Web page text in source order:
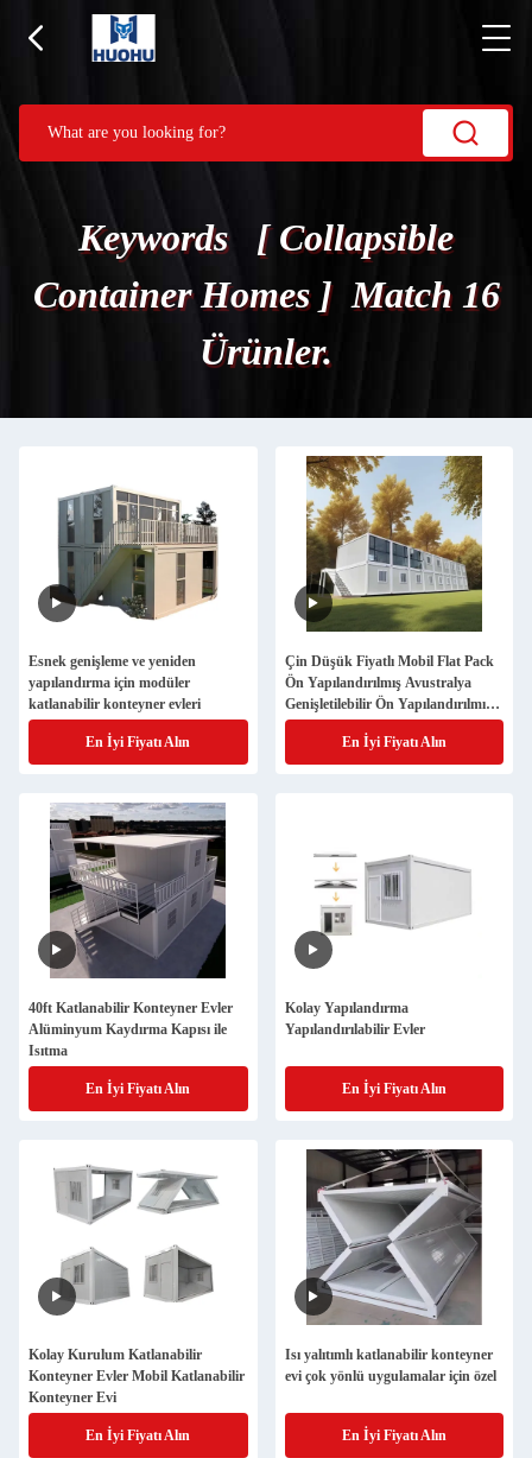
Keywords [ Collapsible
Container Homes ] Match 16
Ürünler.
Esnek genişleme ve yeniden
yapılandırma için modüler
katlanabilir konteyner evleri
En İyi Fiyatı Alın
Çin Düşük Fiyatlı Mobil Flat Pack
Ön Yapılandırılmış Avustralya
Genişletilebilir Ön Yapılandırılmış
Modüler Konteyner Ev/Ev Lüks
En İyi Fiyatı Alın
40ft Katlanabilir Konteyner Evler
Alüminyum Kaydırma Kapısı ile
Isıtma
En İyi Fiyatı Alın
Kolay Yapılandırma
Yapılandırılabilir Evler
En İyi Fiyatı Alın
Kolay Kurulum Katlanabilir
Konteyner Evler Mobil Katlanabilir
Konteyner Evi
En İyi Fiyatı Alın
Isı yalıtımlı katlanabilir konteyner
evi çok yönlü uygulamalar için özel
En İyi Fiyatı Alın